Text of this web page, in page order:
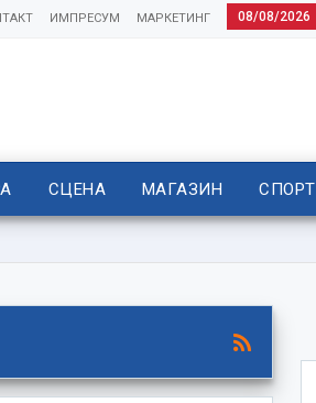
08/08/2026
МАРКЕТИНГ
ИМПРЕСУМ
СЦЕНА МАГАЗИН СПОРТ